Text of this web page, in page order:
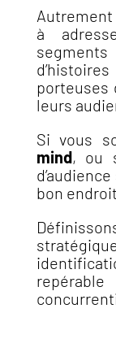
à
porteuses
leurs
Si vous
mind, ou
bon